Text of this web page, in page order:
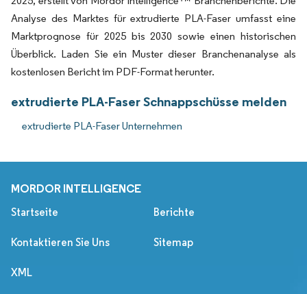
Analyse des Marktes für extrudierte PLA-Faser umfasst eine
Marktprognose für 2025 bis 2030 sowie einen historischen
Überblick. Laden Sie ein Muster dieser Branchenanalyse als
kostenlosen Bericht im PDF-Format herunter.
extrudierte PLA-Faser Schnappschüsse melden
extrudierte PLA-Faser Unternehmen
MORDOR INTELLIGENCE
Startseite Berichte
Kontaktieren Sie Uns Sitemap
XML